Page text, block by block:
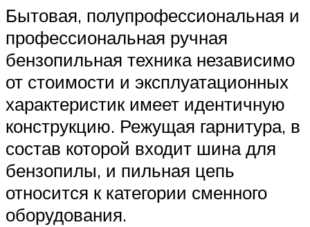
Бытовая, полупрофессиональная и
профессиональная ручная
бензопильная техника независимо
от стоимости и эксплуатационных
характеристик имеет идентичную
конструкцию. Режущая гарнитура, в
состав которой входит шина для
бензопилы, и пильная цепь
относится к категории сменного
оборудования.